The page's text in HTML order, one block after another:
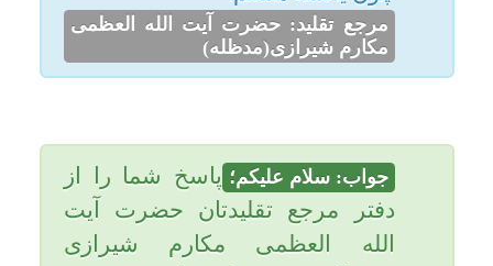
=====
اگر بتوانید مهاجرت کنید واجب
هست مهاجرت کنید و جای خود را
تغییر بدهید که اذیت نشید و مجبور
وجه نمیتوانید نقل مکان کنید؛ یا
موهای خود را داخل کلاه بگذارید و
یا از کلاه گیس استفاده کنید. یاحقّ.